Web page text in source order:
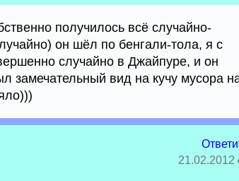
получилось всё случайно-
он шёл по бенгали-тола, я с
случайно в Джайпуре, и он
замечательный вид на кучу мусора
21.02.2012